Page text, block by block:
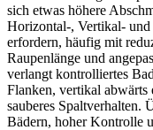
sich etwas höhere
Horizontal-, Vertikal- und
erfordern, häufig mit
Raupenlänge und
verlangt kontrolliertes
Flanken, vertikal abwärts
sauberes Spaltverhalten.
Bädern, hoher Kontrolle